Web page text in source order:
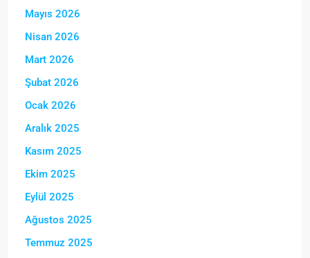
Mayıs 2026
Nisan 2026
Mart 2026
Şubat 2026
Ocak 2026
Aralık 2025
Kasım 2025
Ekim 2025
Eylül 2025
Ağustos 2025
Temmuz 2025